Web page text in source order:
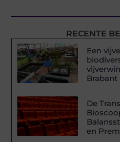
RECENTE
Een
Brabant
De
en